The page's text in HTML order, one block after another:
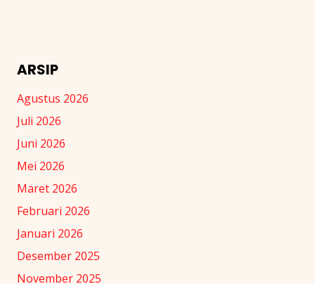
ARSIP
Agustus 2026
Juli 2026
Juni 2026
Mei 2026
Maret 2026
Februari 2026
Januari 2026
Desember 2025
November 2025